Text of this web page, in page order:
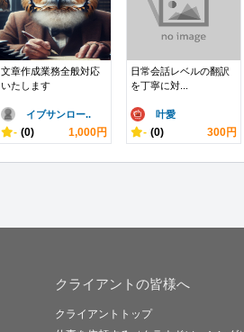
文章作成業務全般対応
いたします
イブサンロー..
- (0) 1,000円
日常会話レベルの翻訳
を丁寧に対...
叶愛
- (0) 300円
クライアントの皆様へ
クライアントトップ